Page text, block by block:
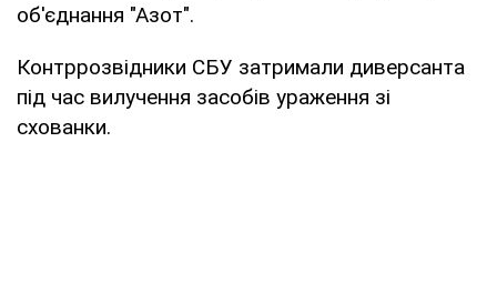
об'єднання "Азот".
Контррозвідники СБУ затримали диверсанта
під час вилучення засобів ураження зі
схованки.